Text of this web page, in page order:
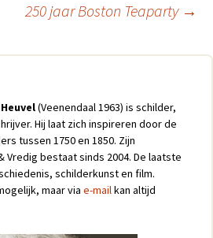
250 jaar Boston Teaparty →
(Veenendaal 1963) is schilder,
Hij laat zich inspireren door de
tussen 1750 en 1850. Zijn
bestaat sinds 2004. De laatste
schilderkunst en film.
maar via e-mailkan altijd